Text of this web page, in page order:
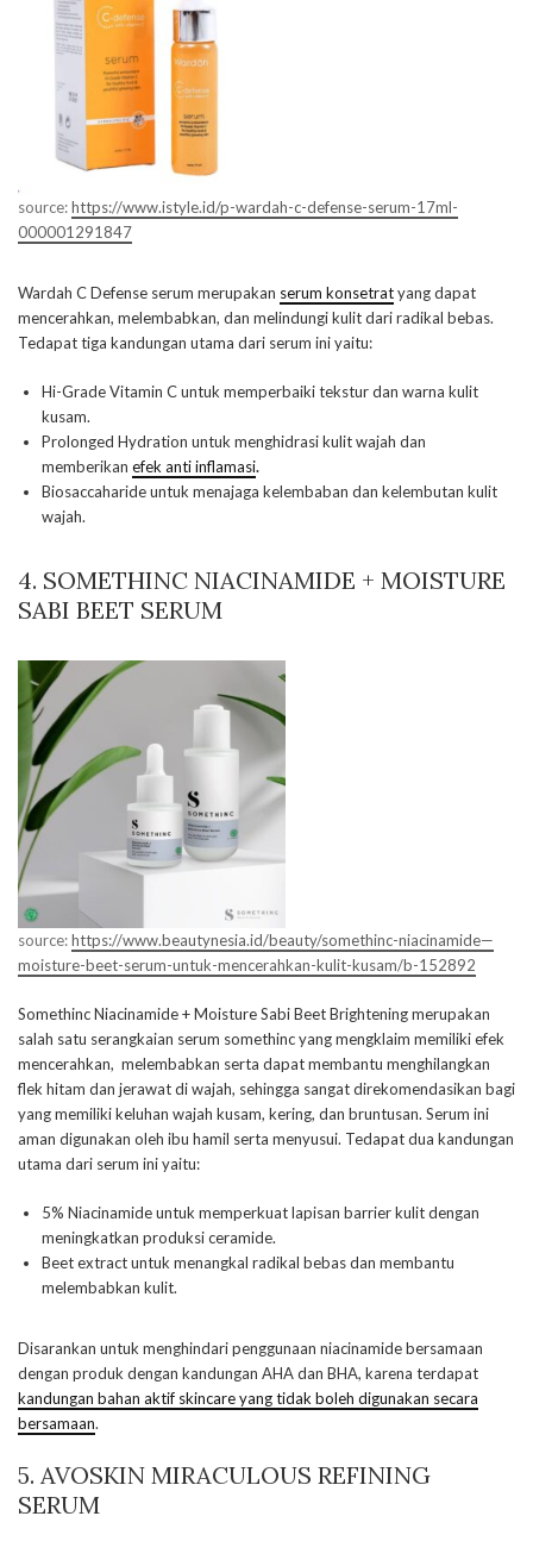
source:https://www.istyle.id/p-wardah-c-defense-serum-17ml-
000001291847
Wardah C Defense serum merupakan serum konsetratyang dapat
mencerahkan, melembabkan, dan melindungi kulit dari radikal bebas.
Tedapat tiga kandungan utama dari serum ini yaitu:
Hi-Grade Vitamin C untuk memperbaiki tekstur dan warna kulit
kusam.
Prolonged Hydration untuk menghidrasi kulit wajah dan
memberikan efek anti inflamasi.
Biosaccaharide untuk menajaga kelembaban dan kelembutan kulit
wajah.
4. SOMETHINC NIACINAMIDE + MOISTURE
SABI BEET SERUM
source:https://www.beautynesia.id/beauty/somethinc-niacinamide—
moisture-beet-serum-untuk-mencerahkan-kulit-kusam/b-152892
Somethinc Niacinamide + Moisture Sabi Beet Brightening merupakan
salah satu serangkaian serum somethinc yang mengklaim memiliki efek
mencerahkan, melembabkan serta dapat membantu menghilangkan
flek hitam dan jerawat di wajah, sehingga sangat direkomendasikan bagi
yang memiliki keluhan wajah kusam, kering, dan bruntusan. Serum ini
aman digunakan oleh ibu hamil serta menyusui. Tedapat dua kandungan
utama dari serum ini yaitu:
5% Niacinamide untuk memperkuat lapisan barrier kulit dengan
meningkatkan produksi ceramide.
Beet extract untuk menangkal radikal bebas dan membantu
melembabkan kulit.
Disarankan untuk menghindari penggunaan niacinamide bersamaan
dengan produk dengan kandungan AHA dan BHA, karena terdapat
kandungan bahan aktif skincare yang tidak boleh digunakan secara
bersamaan.
5. AVOSKIN MIRACULOUS REFINING
SERUM